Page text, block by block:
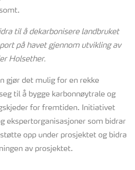
til å dekarboniserelandbruket
på havet gjennom utvikling av
Holsether.
gjør det mulig for en rekke
til å bygge karbonnøytrale og
for fremtiden. Initiativet
ekspertorganisasjoner som bidrar
opp under prosjektet og bidra
av prosjektet.